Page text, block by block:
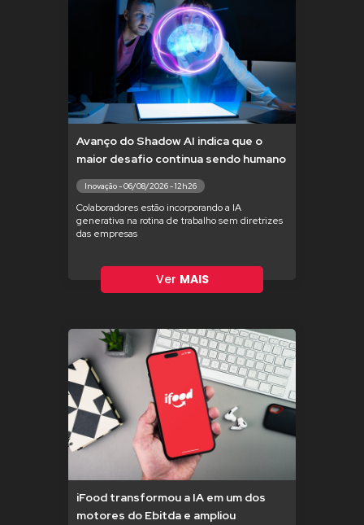
Avanço do Shadow AI indica que o
maior desafio continua sendo humano
Inovação - 06/08/2026 - 12h26
Colaboradores estão incorporando a IA
generativa na rotina de trabalho sem diretrizes
das empresas
Ver MAIS
iFood transformou a IA em um dos
motores do Ebitda e ampliou